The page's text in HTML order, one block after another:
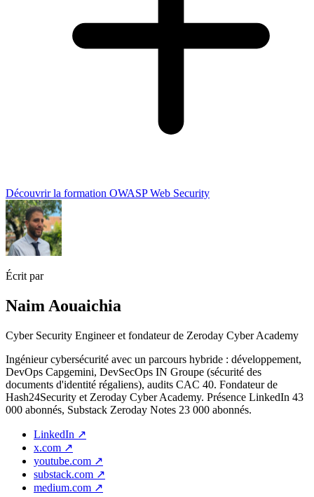
Découvrir la formation OWASP Web Security
Écrit par
Naim Aouaichia
Cyber Security Engineer et fondateur de Zeroday Cyber Academy
Ingénieur cybersécurité avec un parcours hybride : développement,
DevOps Capgemini, DevSecOps IN Groupe (sécurité des
documents d'identité régaliens), audits CAC 40. Fondateur de
Hash24Security et Zeroday Cyber Academy. Présence LinkedIn 43
000 abonnés, Substack Zeroday Notes 23 000 abonnés.
LinkedIn ↗
x.com ↗
youtube.com ↗
substack.com ↗
medium.com ↗